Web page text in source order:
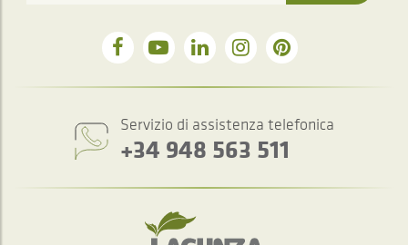
Servizio di assistenza telefonica
+34 948 563 511